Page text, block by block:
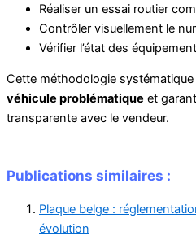
Réaliser un essai routier
Contrôler visuellement le
Vérifier l’état des
Cette méthodologie systématique
véhicule problématique et
transparente avec le vendeur.
Publications similaires :
Plaque belge :
évolution